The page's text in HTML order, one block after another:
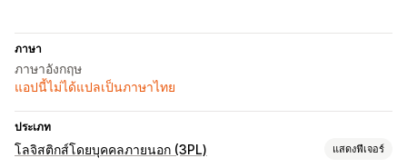
ภาษา
ภาษาอังกฤษ
แอปนี้ไม่ได้แปลเป็นภาษาไทย
ประเภท
โลจิสติกส์โดยบุคคลภายนอก (3PL) แสดงฟีเจอร์